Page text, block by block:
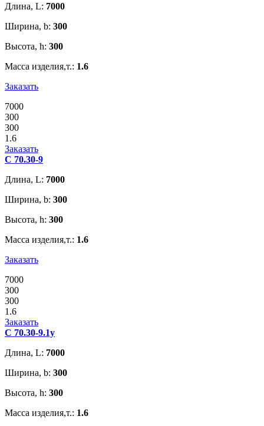
Длина, L: 7000
Ширина, b: 300
Высота, h: 300
Масса изделия,т.: 1.6
Заказать
7000
300
300
1.6
Заказать
С 70.30-9
Длина, L: 7000
Ширина, b: 300
Высота, h: 300
Масса изделия,т.: 1.6
Заказать
7000
300
300
1.6
Заказать
С 70.30-9.1у
Длина, L: 7000
Ширина, b: 300
Высота, h: 300
Масса изделия,т.: 1.6